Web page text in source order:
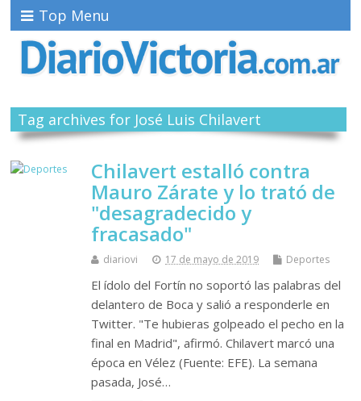
Top Menu
Tag archives for José Luis Chilavert
Chilavert estalló contra
Mauro Zárate y lo trató de
"desagradecido y
fracasado"
diariovi 17 de mayo de 2019 Deportes
El ídolo del Fortín no soportó las palabras del
delantero de Boca y salió a responderle en
Twitter. "Te hubieras golpeado el pecho en la
final en Madrid", afirmó. Chilavert marcó una
época en Vélez (Fuente: EFE). La semana
pasada, José…